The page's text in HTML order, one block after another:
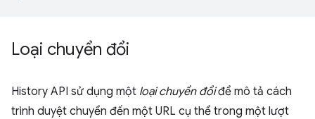
Loại chuyển đổi
History API sử dụng một loại chuyển đổiđể mô tả cách
trình duyệt chuyển đến một URL cụ thể trong một lượt